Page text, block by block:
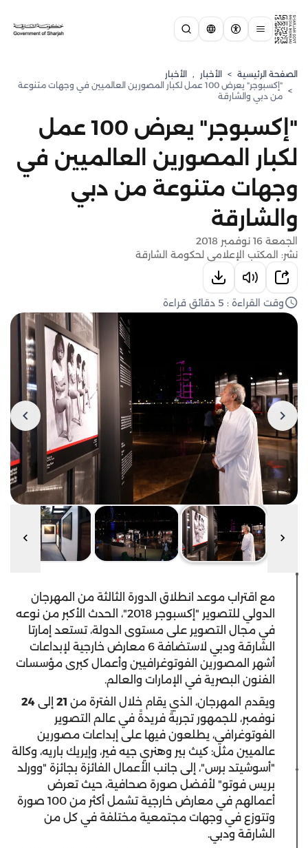
الصفحة الرئيسية > الأخبار , الأخبار
>
"إكسبوجر" يعرض 100 عمل لكبار المصورين العالميين في وجهات متنوعة
من دبي والشارقة
"إكسبوجر" يعرض 100 عمل
لكبار المصورين العالميين في
وجهات متنوعة من دبي
والشارقة
الجمعة 16 نوفمبر 2018
نشر: المكتب الإعلامي لحكومة الشارقة
وقت القراءة : 5 دقائق قراءة
مع اقتراب موعد انطلاق الدورة الثالثة من المهرجان
الدولي للتصوير "إكسبوجر 2018"، الحدث الأكبر من نوعه
في مجال التصوير على مستوى الدولة، تستعد إمارتا
الشارقة ودبي لاستضافة 6 معارض خارجية لإبداعات
أشهر المصورين الفوتوغرافيين وأعمال كبرى مؤسسات
الفنون البصرية في الإمارات والعالم.
ويقدم المهرجان، الذي يقام خلال الفترة من 21 إلى 24
نوفمبر، للجمهور تجربةً فريدةً في عالم التصوير
الفوتوغرافي، يطلعون فيها على إبداعات مصورين
عالميين مثل: كيث بير وهنري جيه فير، وإيريك باريه، وكالة
"أسوشيتد برس"، إلى جانب الأعمال الفائزة بجائزة "وورلد
بريس فوتو" لأفضل صورة صحافية، حيث تعرض
أعمالهم في معارض خارجية تشمل أكثر من 100 صورة
وتتوزع في وجهات مجتمعية مختلفة في كل من
الشارقة ودبي.